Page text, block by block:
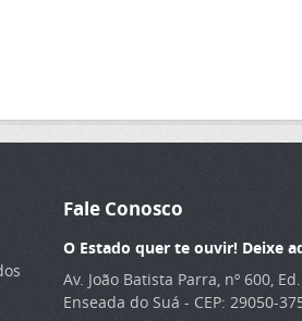
Fale Conosco
O Estado quer te ouvir! Deixe
Av. João Batista Parra, nº 600,
Enseada do Suá - CEP: 29050-